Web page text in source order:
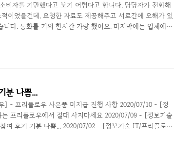
비자를 기만했다고 보기 어렵다고 합니다. 담당자가 전화해
이었을건데, 요청한 자료도 제공해주고 서로간에 오해가 있
다. 통화를 거의 한시간 가량 했어요. 마지막에는 업체에서
는 기록이 있고, 그걸 바탕으로 이벤트가 종료 되었다고 주
했을까요? 그리고 구매페이지를 삭제했는데 내용을 어떻게
분 나쁨...
] - 프리플로우 사은품 미지급 진행 사항 2020/07/10 - [정
프리플로우에서 절대 사지마세요 2020/07/09 - [정보기술
여 후기 기분 나쁨... 2020/07/02 - [정보기술 IT/프리플로
했어요. 상세페이지에서 본거 같았는데.. 여러 상품을 봤으